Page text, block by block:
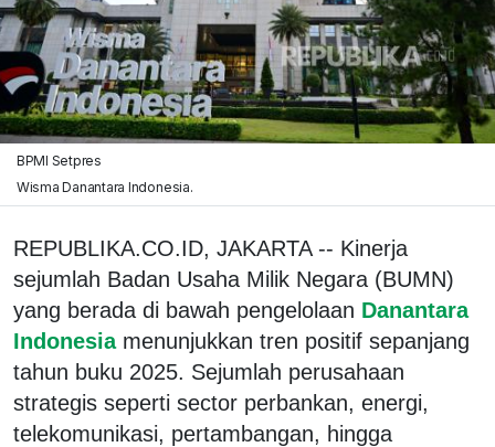
BPMI Setpres
Wisma Danantara Indonesia.
REPUBLIKA.CO.ID, JAKARTA -- Kinerja
sejumlah Badan Usaha Milik Negara (BUMN)
yang berada di bawah pengelolaan Danantara
Indonesia menunjukkan tren positif sepanjang
tahun buku 2025. Sejumlah perusahaan
strategis seperti sector perbankan, energi,
telekomunikasi, pertambangan, hingga